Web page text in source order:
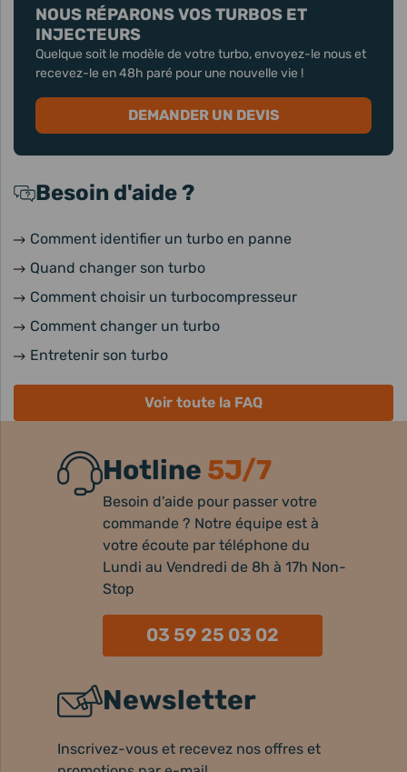
NOUS RÉPARONS VOS TURBOS ET
INJECTEURS
Quelque soit le modèle de votre turbo, envoyez-le nous et
recevez-le en 48h paré pour une nouvelle vie !
DEMANDER UN DEVIS
Besoin d'aide ?
Comment identifier un turbo en panne
Quand changer son turbo
Comment choisir un turbocompresseur
Comment changer un turbo
Entretenir son turbo
Voir toute la FAQ
Hotline 5J/7
Besoin d'aide pour passer votre
commande ? Notre équipe est à
votre écoute par téléphone du
Lundi au Vendredi de 8h à 17h Non-
Stop
03 59 25 03 02
Newsletter
Inscrivez-vous et recevez nos offres et